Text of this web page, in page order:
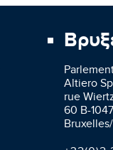
Altiero
rue
60 B-1047